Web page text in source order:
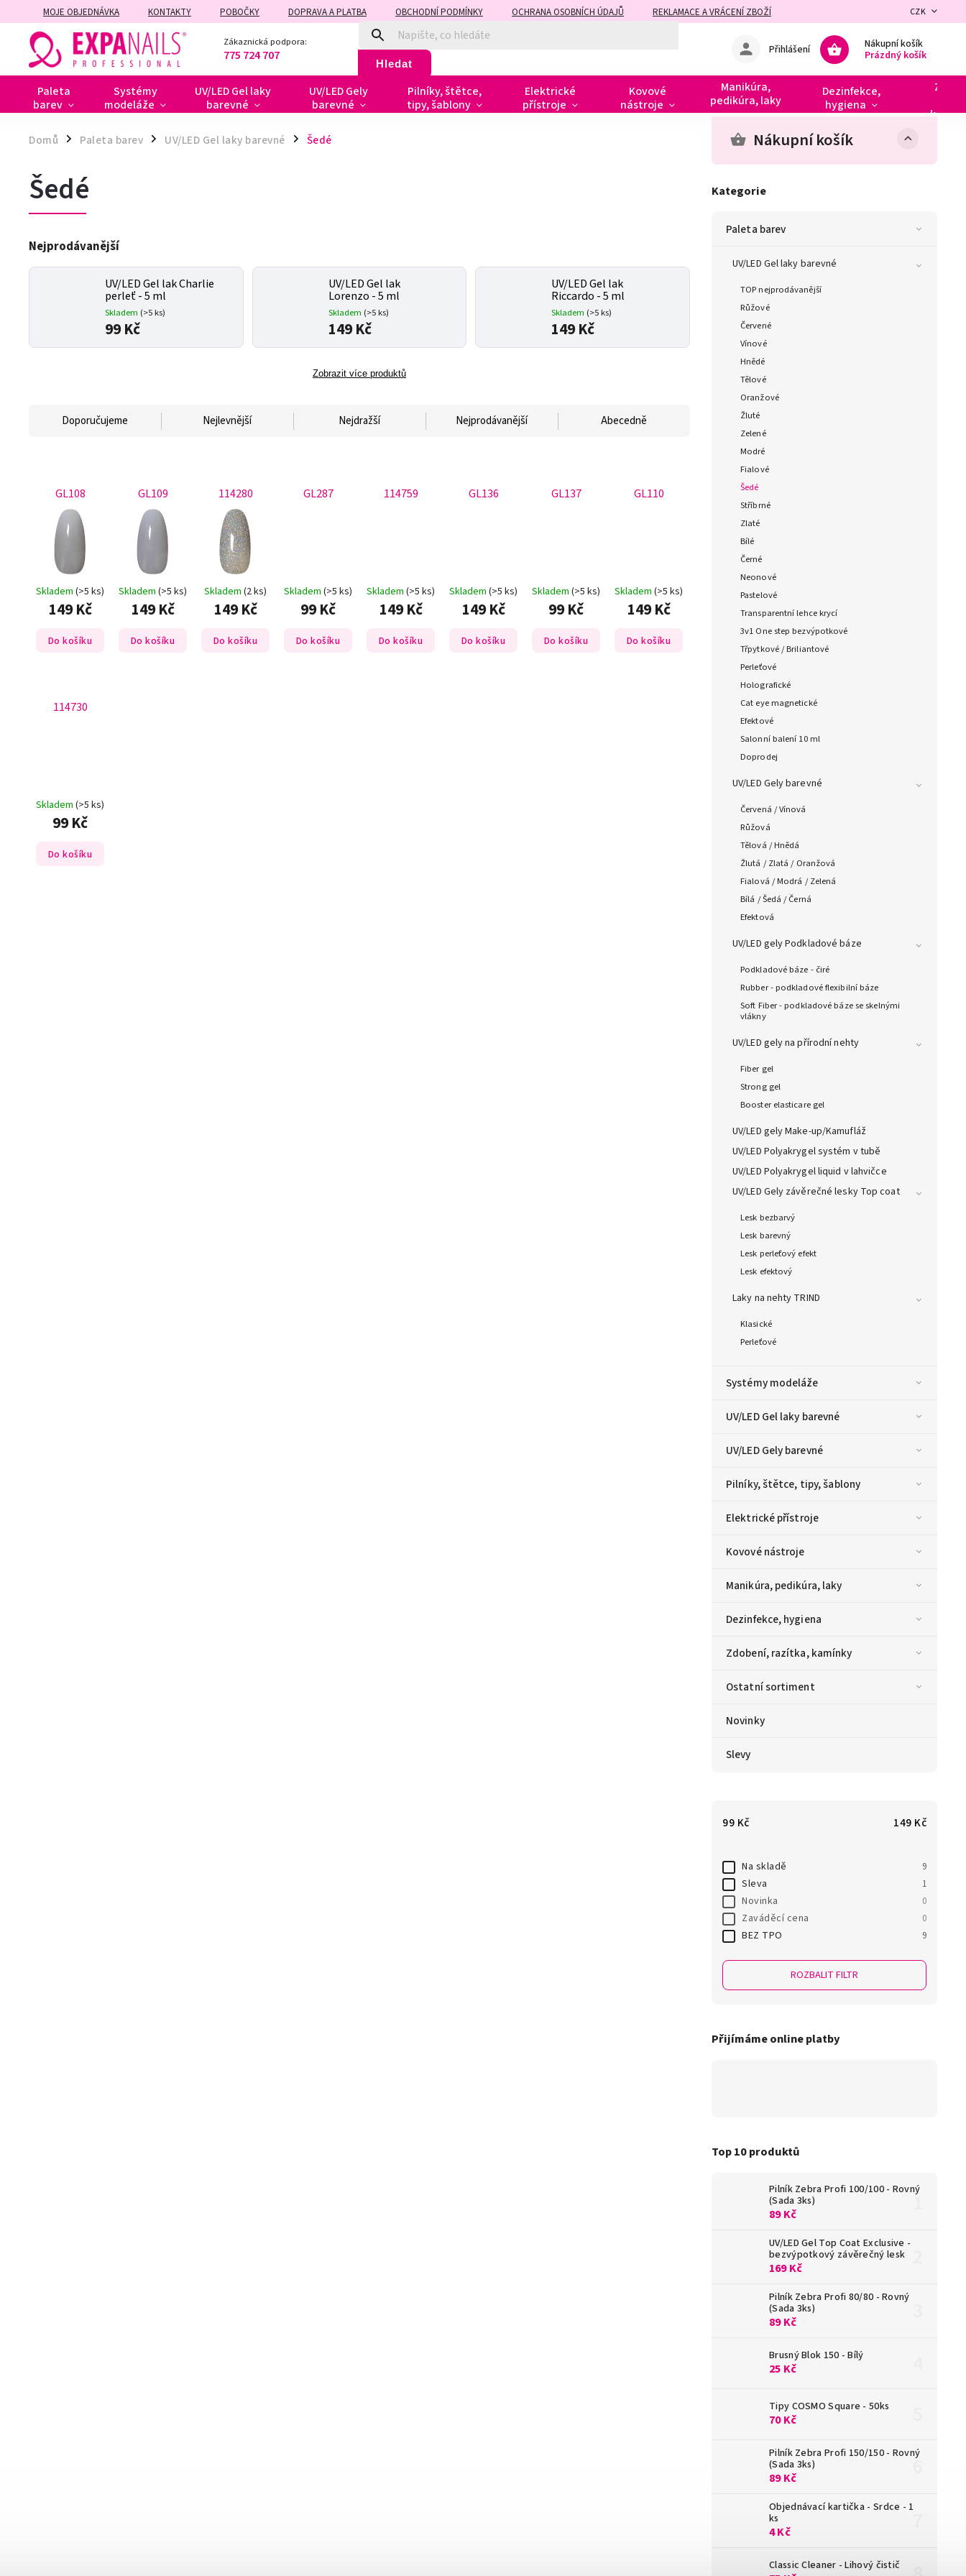
MOJE OBJEDNÁVKA KONTAKTY POBOČKY DOPRAVA A PLATBA OBCHODNÍ PODMÍNKY OCHRANA OSOBNÍCH ÚDAJŮ
REKLAMACE A VRÁCENÍ ZBOŽÍ
ZÁRUČNÍ A POZÁRUČNÍ OPRAVY
CZK
Zákaznická podpora:
775 724 707 Hledat
Nákupní košík
Prázdný košík
Přihlášení
Paleta
barev
Systémy
modeláže
UV/LED Gel laky
barevné
UV/LED Gely
barevné
Pilníky, štětce,
tipy, šablony
Elektrické
přístroje
Kovové
nástroje
Manikúra,
pedikúra, laky
Dezinfekce,
hygiena
Domů / Paleta barev / UV/LED Gel laky barevné / Šedé Nákupní košík
Kategorie
Paleta barev
UV/LED Gel laky barevné
TOP nejprodávanější
Růžové
Červené
Vínové
Hnědé
Tělové
Oranžové
Žluté
Zelené
Modré
Fialové
Šedé
Stříbrné
Zlaté
Bílé
Černé
Neonové
Pastelové
Transparentní lehce krycí
3v1 One step bezvýpotkové
Třpytkové / Briliantové
Perleťové
Holografické
Cat eye magnetické
Efektové
Salonní balení 10 ml
Doprodej
UV/LED Gely barevné
Červená / Vínová
Růžová
Tělová / Hnědá
Žlutá / Zlatá / Oranžová
Fialová / Modrá / Zelená
Bílá / Šedá / Černá
Efektová
UV/LED gely Podkladové báze
Podkladové báze - čiré
Rubber - podkladové flexibilní báze
Soft Fiber - podkladové báze se skelnými
vlákny
UV/LED gely na přírodní nehty
Fiber gel
Strong gel
Booster elasticare gel
UV/LED gely Make-up/Kamufláž
UV/LED Polyakrygel systém v tubě
UV/LED Polyakrygel liquid v lahvičce
UV/LED Gely závěrečné lesky Top coat
Lesk bezbarvý
Lesk barevný
Lesk perleťový efekt
Lesk efektový
Laky na nehty TRIND
Klasické
Perleťové
Systémy modeláže
UV/LED Gel laky barevné
UV/LED Gely barevné
Pilníky, štětce, tipy, šablony
Elektrické přístroje
Kovové nástroje
Manikúra, pedikúra, laky
Dezinfekce, hygiena
Zdobení, razítka, kamínky
Ostatní sortiment
Novinky
Slevy
99 Kč 149 Kč
Na skladě 9
Sleva 1
Novinka 0
Zaváděcí cena 0
BEZ TPO 9
ROZBALIT FILTR
Přijímáme online platby
Top 10 produktů
Pilník Zebra Profi 100/100 - Rovný
(Sada 3ks)
89 Kč
UV/LED Gel Top Coat Exclusive -
bezvýpotkový závěrečný lesk
169 Kč
Pilník Zebra Profi 80/80 - Rovný
(Sada 3ks)
89 Kč
Brusný Blok 150 - Bílý
25 Kč
Tipy COSMO Square - 50ks
70 Kč
Pilník Zebra Profi 150/150 - Rovný
(Sada 3ks)
89 Kč
Objednávací kartička - Srdce - 1
ks
4 Kč
Classic Cleaner - Lihový čistič
Šedé
Nejprodávanější
UV/LED Gel lak Charlie
perleť - 5 ml
Skladem (>5 ks)
99 Kč
UV/LED Gel lak
Lorenzo - 5 ml
Skladem (>5 ks)
149 Kč
UV/LED Gel lak
Riccardo - 5 ml
Skladem (>5 ks)
149 Kč
Zobrazit více produktů
Doporučujeme Nejlevnější Nejdražší Nejprodávanější Abecedně
Skladem (>5 ks)
149 Kč
Do košíku
GL108
Skladem (>5 ks)
149 Kč
Do košíku
GL109
Skladem (2 ks)
149 Kč
Do košíku
114280
Skladem (>5 ks)
99 Kč
Do košíku
GL287
Skladem (>5 ks)
149 Kč
Do košíku
114759
Skladem (>5 ks)
149 Kč
Do košíku
GL136
Skladem (>5 ks)
99 Kč
Do košíku
GL137
Skladem (>5 ks)
149 Kč
Do košíku
GL110
Skladem (>5 ks)
99 Kč
Do košíku
114730